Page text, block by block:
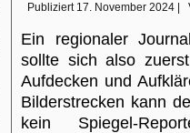
Publiziert 17. November 2024
Ein regionaler
sollte sich also
Aufdecken und
Bilderstrecken kann
kein Spiegel-